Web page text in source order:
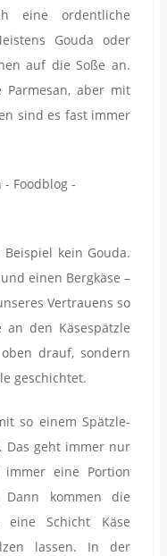
eine ordentliche
Gouda oder
auf die Soße an.
Parmesan, aber mit
sind es fast immer
kein Gouda.
einen Bergkäse –
Vertrauens so
den Käsespätzle
drauf, sondern
geschichtet.
so einem Spätzle-
Das geht immer nur
eine Portion
kommen die
Schicht Käse
lassen. In der